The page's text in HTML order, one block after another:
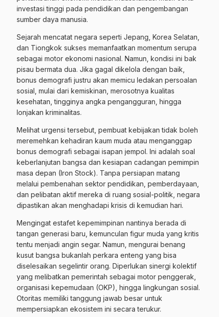
investasi tinggi pada pendidikan dan pengembangan
sumber daya manusia.
Sejarah mencatat negara seperti Jepang, Korea Selatan,
dan Tiongkok sukses memanfaatkan momentum serupa
sebagai motor ekonomi nasional. Namun, kondisi ini bak
pisau bermata dua. Jika gagal dikelola dengan baik,
bonus demografi justru akan memicu ledakan persoalan
sosial, mulai dari kemiskinan, merosotnya kualitas
kesehatan, tingginya angka pengangguran, hingga
lonjakan kriminalitas.
Melihat urgensi tersebut, pembuat kebijakan tidak boleh
meremehkan kehadiran kaum muda atau menganggap
bonus demografi sebagai isapan jempol. Ini adalah soal
keberlanjutan bangsa dan kesiapan cadangan pemimpin
masa depan (Iron Stock). Tanpa persiapan matang
melalui pembenahan sektor pendidikan, pemberdayaan,
dan pelibatan aktif mereka di ruang sosial-politik, negara
dipastikan akan menghadapi krisis di kemudian hari.
Mengingat estafet kepemimpinan nantinya berada di
tangan generasi baru, kemunculan figur muda yang kritis
tentu menjadi angin segar. Namun, mengurai benang
kusut bangsa bukanlah perkara enteng yang bisa
diselesaikan segelintir orang. Diperlukan sinergi kolektif
yang melibatkan pemerintah sebagai motor penggerak,
organisasi kepemudaan (OKP), hingga lingkungan sosial.
Otoritas memiliki tanggung jawab besar untuk
mempersiapkan ekosistem ini secara terukur.